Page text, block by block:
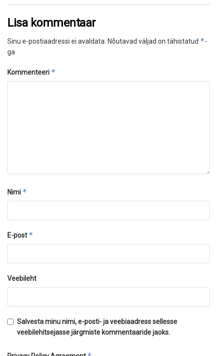
Lisa kommentaar
Sinu e-postiaadressi ei avaldata. Nõutavad väljad on tähistatud *-
ga
Kommenteeri *
Nimi *
E-post *
Veebileht
Salvesta minu nimi, e-posti- ja veebiaadress sellesse
veebilehitsejasse järgmiste kommentaaride jaoks.